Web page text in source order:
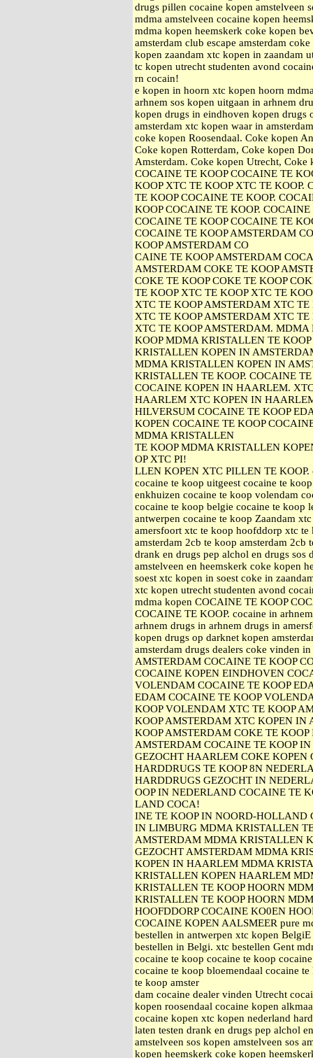
drugs pillen cocaine kopen amstelveen
mdma amstelveen cocaine kopen
mdma kopen heemskerk coke kopen
amsterdam club escape amsterdam
kopen zaandam xtc kopen in zaandam
tc kopen utrecht studenten avond
rn cocain!
e kopen in hoorn xtc kopen hoorn
arhnem sos kopen uitgaan in arhnem
kopen drugs in eindhoven kopen drugs
amsterdam xtc kopen waar in
coke kopen Roosendaal. Coke kopen
Coke kopen Rotterdam, Coke kopen
Amsterdam. Coke kopen Utrecht,
COCAINE TE KOOP COCAINE TE
KOOP XTC TE KOOP XTC TE KOOP.
TE KOOP COCAINE TE KOOP.
KOOP COCAINE TE KOOP.
COCAINE TE KOOP COCAINE TE
COCAINE TE KOOP AMSTERDAM
KOOP AMSTERDAM CO
CAINE TE KOOP AMSTERDAM
AMSTERDAM COKE TE KOOP
COKE TE KOOP COKE TE KOOP
TE KOOP XTC TE KOOP XTC TE
XTC TE KOOP AMSTERDAM XTC
XTC TE KOOP AMSTERDAM XTC
XTC TE KOOP AMSTERDAM.
KOOP MDMA KRISTALLEN TE
KRISTALLEN KOPEN IN
MDMA KRISTALLEN KOPEN IN
KRISTALLEN TE KOOP. COCAINE
COCAINE KOPEN IN HAARLEM.
HAARLEM XTC KOPEN IN
HILVERSUM COCAINE TE KOOP
KOPEN COCAINE TE KOOP
MDMA KRISTALLEN
TE KOOP MDMA KRISTALLEN
OP XTC PI!
LLEN KOPEN XTC PILLEN TE KOOP.
cocaine te koop uitgeest cocaine te
enkhuizen cocaine te koop volendam
cocaine te koop belgie cocaine te koop
antwerpen cocaine te koop Zaandam
amersfoort xtc te koop hoofddorp xtc te
amsterdam 2cb te koop amsterdam 2cb
drank en drugs pep alchol en drugs sos
amstelveen en heemskerk coke kopen
soest xtc kopen in soest coke in
xtc kopen utrecht studenten avond
mdma kopen COCAINE TE KOOP
COCAINE TE KOOP. cocaine in
arhnem drugs in arhnem drugs in
kopen drugs op darknet kopen
amsterdam drugs dealers coke vinden
AMSTERDAM COCAINE TE KOOP
COCAINE KOPEN EINDHOVEN
VOLENDAM COCAINE TE KOOP
EDAM COCAINE TE KOOP
KOOP VOLENDAM XTC TE KOOP
KOOP AMSTERDAM XTC KOPEN
KOOP AMSTERDAM COKE TE
AMSTERDAM COCAINE TE KOOP
GEZOCHT HAARLEM COKE
HARDDRUGS TE KOOP 8N
HARDDRUGS GEZOCHT IN
OOP IN NEDERLAND COCAINE TE
LAND COCA!
INE TE KOOP IN NOORD-HOLLAND
IN LIMBURG MDMA KRISTALLEN
AMSTERDAM MDMA KRISTALLEN
GEZOCHT AMSTERDAM MDMA
KOPEN IN HAARLEM MDMA
KRISTALLEN KOPEN HAARLEM
KRISTALLEN TE KOOP HOORN
KRISTALLEN TE KOOP HOORN
HOOFDDORP COCAINE KO0EN
COCAINE KOPEN AALSMEER pure
bestellen in antwerpen xtc kopen
bestellen in Belgi. xtc bestellen Gent
cocaine te koop cocaine te koop
cocaine te koop bloemendaal cocaine
te koop amster
dam cocaine dealer vinden Utrecht
kopen roosendaal cocaine kopen
cocaine kopen xtc kopen nederland
laten testen drank en drugs pep alchol
amstelveen sos kopen amstelveen sos
kopen heemskerk coke kopen